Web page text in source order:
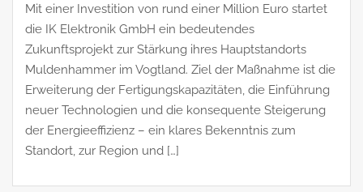
Mit einer Investition von rund einer Million Euro startet
die IK Elektronik GmbH ein bedeutendes
Zukunftsprojekt zur Stärkung ihres Hauptstandorts
Muldenhammer im Vogtland. Ziel der Maßnahme ist die
Erweiterung der Fertigungskapazitäten, die Einführung
neuer Technologien und die konsequente Steigerung
der Energieeffizienz – ein klares Bekenntnis zum
Standort, zur Region und […]